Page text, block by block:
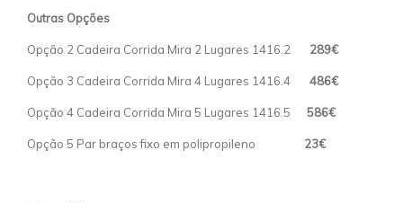
Outras Opções
Opção 2 Cadeira Corrida Mira 2 Lugares 1416.2 289€
Opção 3 Cadeira Corrida Mira 4 Lugares 1416.4 486€
Opção 4 Cadeira Corrida Mira 5 Lugares 1416.5 586€
Opção 5 Par braços fixo em polipropileno 23€